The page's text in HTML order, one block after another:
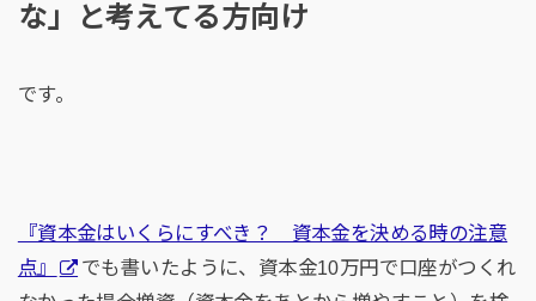
な」と考えてる方向け
です。
『資本金はいくらにすべき？ 資本金を決める時の注意
点』
でも書いたように、資本金10万円で口座がつくれ